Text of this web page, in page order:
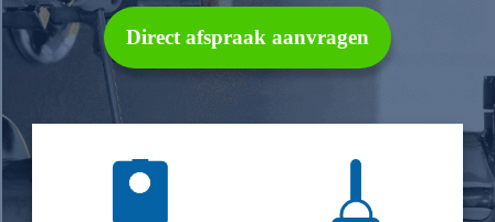
Direct afspraak aanvragen